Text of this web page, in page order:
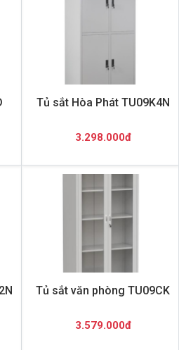
Tủ sắt Hòa Phát TU09K4N
3.298.000đ
Tủ sắt văn phòng TU09CK
3.579.000đ